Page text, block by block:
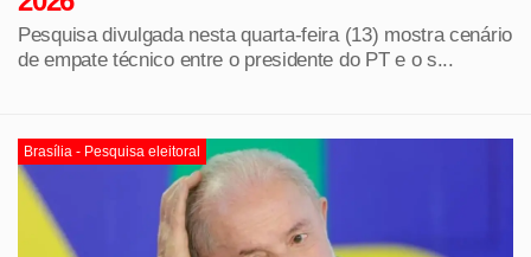
Pesquisa divulgada nesta quarta-feira (13) mostra cenário
de empate técnico entre o presidente do PT e o s...
Brasília - Pesquisa eleitoral